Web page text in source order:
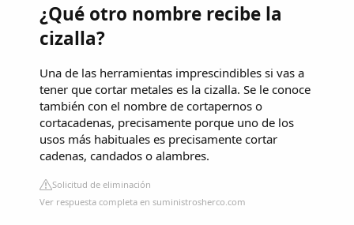
¿Qué otro nombre recibe la
cizalla?
Una de las herramientas imprescindibles si vas a
tener que cortar metales es la cizalla. Se le conoce
también con el nombre de cortapernos o
cortacadenas, precisamente porque uno de los
usos más habituales es precisamente cortar
cadenas, candados o alambres.
Solicitud de eliminación
Ver respuesta completa en suministrosherco.com